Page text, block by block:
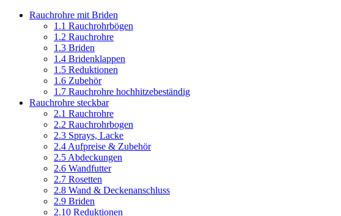
Rauchrohre mit Briden
1.1 Rauchrohrbögen
1.2 Rauchrohre
1.3 Briden
1.4 Bridenklappen
1.5 Reduktionen
1.6 Zubehör
1.7 Rauchrohre hochhitzebeständig
Rauchrohre steckbar
2.1 Rauchrohre
2.2 Rauchrohrbogen
2.3 Sprays, Lacke
2.4 Aufpreise & Zubehör
2.5 Abdeckungen
2.6 Wandfutter
2.7 Rosetten
2.8 Wand & Deckenanschluss
2.9 Briden
2.10 Reduktionen